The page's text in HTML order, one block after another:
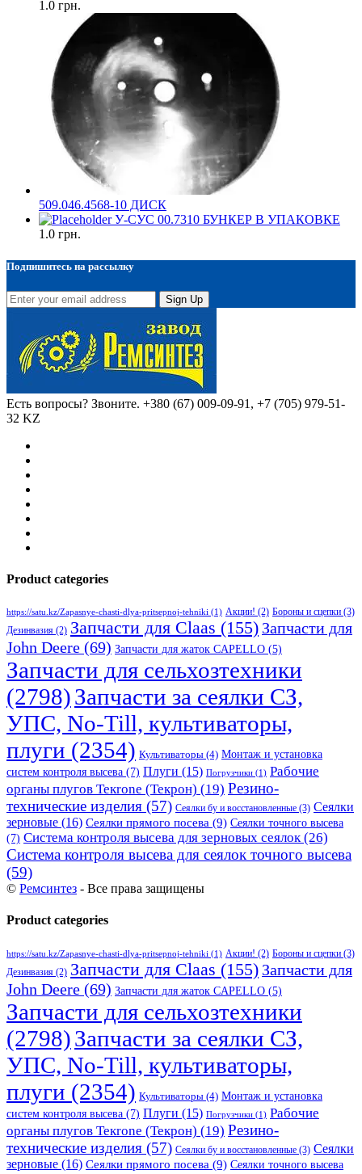
1.0 грн.
509.046.4568-10 ДИСК
У-СУС 00.7310 БУНКЕР В УПАКОВКЕ
1.0 грн.
Подпишитесь на рассылку
Sign Up
Есть вопросы? Звоните. +380 (67) 009-09-91, +7 (705) 979-51-
32 KZ
Product categories
https://satu.kz/Zapasnye-chasti-dlya-pritsepnoj-tehniki (1) Акции! (2) Бороны и сцепки (3)
Дезинвазия (2) Запчасти для Claas (155) Запчасти для
John Deere (69) Запчасти для жаток CAPELLO (5)
Запчасти для сельхозтехники
(2798)Запчасти за сеялки СЗ,
УПС, No-Till, культиваторы,
плуги (2354) Культиваторы (4) Монтаж и установка
систем контроля высева (7) Плуги (15) Погрузчики (1) Рабочие
органы плугов Текrоne (Текрон) (19) Резино-
технические изделия (57) Сеялки бу и восстановленные (3) Сеялки
зерновые (16) Сеялки прямого посева (9) Сеялки точного высева
(7) Система контроля высева для зерновых сеялок(26)
Система контроля высева для сеялок точного высева
(59)
© Ремсинтез - Все права защищены
Product categories
https://satu.kz/Zapasnye-chasti-dlya-pritsepnoj-tehniki (1) Акции! (2) Бороны и сцепки (3)
Дезинвазия (2) Запчасти для Claas (155) Запчасти для
John Deere (69) Запчасти для жаток CAPELLO (5)
Запчасти для сельхозтехники
(2798)Запчасти за сеялки СЗ,
УПС, No-Till, культиваторы,
плуги (2354) Культиваторы (4) Монтаж и установка
систем контроля высева (7) Плуги (15) Погрузчики (1) Рабочие
органы плугов Текrоne (Текрон) (19) Резино-
технические изделия (57) Сеялки бу и восстановленные (3) Сеялки
зерновые (16) Сеялки прямого посева (9) Сеялки точного высева